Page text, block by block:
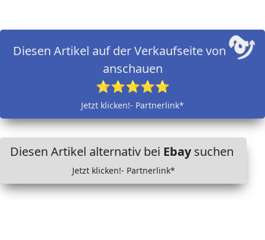
Diesen Artikel auf der Verkaufseite von
anschauen
⭐⭐⭐⭐⭐
Jetzt klicken!- Partnerlink*
Diesen Artikel alternativ bei Ebaysuchen
Jetzt klicken!- Partnerlink*